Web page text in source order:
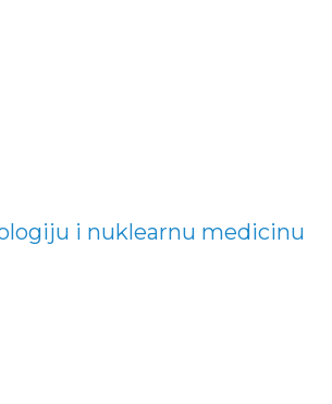
i nuklearnu medicinu